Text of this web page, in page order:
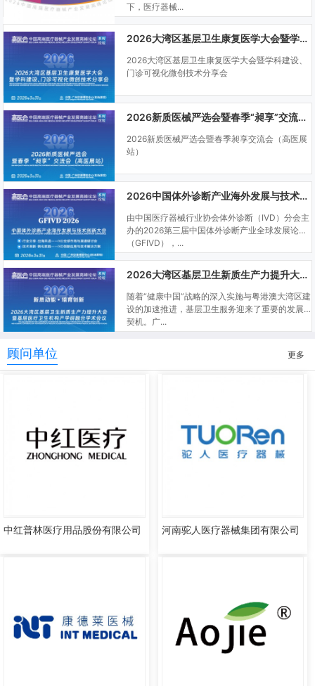
下，医疗器械...
2026大湾区基层卫生康复医学大会暨学科建设、门诊可视化微创技术分享会
2026大湾区基层卫生康复医学大会暨学科建设、
门诊可视化微创技术分享会
2026新质医械严选会暨春季“昶享”交流会（高医展站）
2026新质医械严选会暨春季昶享交流会（高医展
站）
2026中国体外诊断产业海外发展与技术创新大会
由中国医疗器械行业协会体外诊断（IVD）分会主
办的2026第三届中国体外诊断产业全球发展论坛
（GFIVD），...
2026大湾区基层卫生新质生产力提升大会暨基层医疗卫生机构产学研融合学术会议
随着“健康中国”战略的深入实施与粤港澳大湾区建
设的加速推进，基层卫生服务迎来了重要的发展
契机。广...
顾问单位 更多
中红普林医疗用品股份有限公司 河南驼人医疗器械集团有限公司